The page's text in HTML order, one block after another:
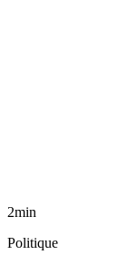
2min
Politique